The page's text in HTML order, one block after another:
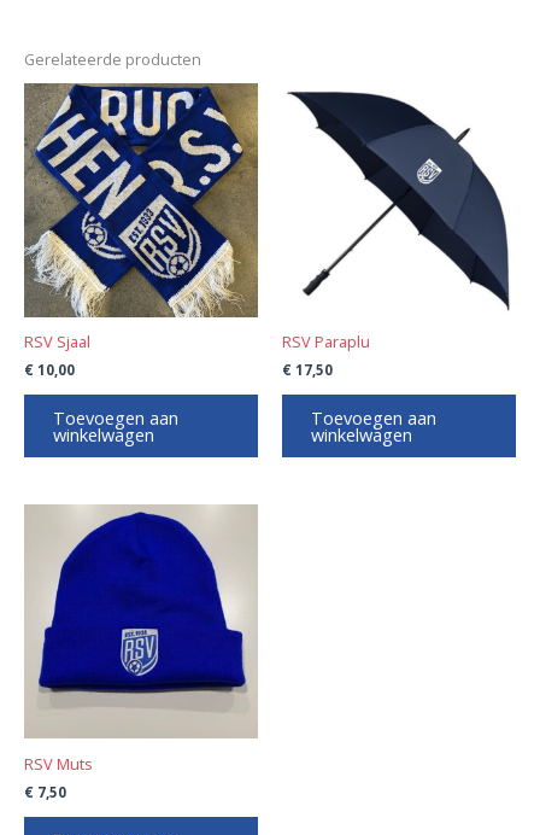
Gerelateerde producten
RSV Sjaal
€ 10,00
Toevoegen aan
winkelwagen
RSV Paraplu
€ 17,50
Toevoegen aan
winkelwagen
RSV Muts
€ 7,50